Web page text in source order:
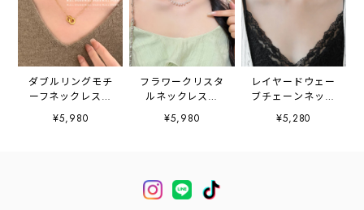
ダブルリングモチ
ーフネックレス
2litr06466
¥5,980
フラワークリスタ
ルネックレス
2litr06598
¥5,980
レイヤードウェー
ブチェーンネック
レス 2litr06609
¥5,280